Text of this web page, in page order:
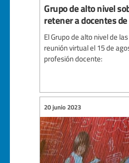
Grupo de alto nivel
retener a docentes
El Grupo de alto nivel de
reunión virtual el 15 de
profesión docente:
20 junio 2023